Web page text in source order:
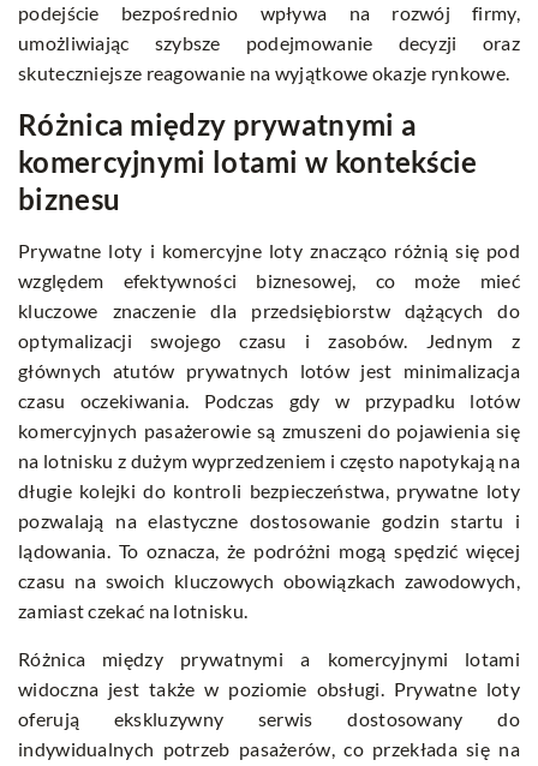
podejście bezpośrednio wpływa na rozwój firmy,
umożliwiając szybsze podejmowanie decyzji oraz
skuteczniejsze reagowanie na wyjątkowe okazje rynkowe.
Różnica między prywatnymi a
komercyjnymi lotami w kontekście
biznesu
Prywatne loty i komercyjne loty znacząco różnią się pod
względem efektywności biznesowej, co może mieć
kluczowe znaczenie dla przedsiębiorstw dążących do
optymalizacji swojego czasu i zasobów. Jednym z
głównych atutów prywatnych lotów jest minimalizacja
czasu oczekiwania. Podczas gdy w przypadku lotów
komercyjnych pasażerowie są zmuszeni do pojawienia się
na lotnisku z dużym wyprzedzeniem i często napotykają na
długie kolejki do kontroli bezpieczeństwa, prywatne loty
pozwalają na elastyczne dostosowanie godzin startu i
lądowania. To oznacza, że podróżni mogą spędzić więcej
czasu na swoich kluczowych obowiązkach zawodowych,
zamiast czekać na lotnisku.
Różnica między prywatnymi a komercyjnymi lotami
widoczna jest także w poziomie obsługi. Prywatne loty
oferują ekskluzywny serwis dostosowany do
indywidualnych potrzeb pasażerów, co przekłada się na